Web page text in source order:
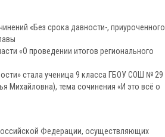
«Без срока давности-, приуроченного
«О проведении итогов регионального
стала ученица 9 класса ГБОУ СОШ № 29
Михайловна), тема сочинения «И это всё о
Федерации, осуществляющих